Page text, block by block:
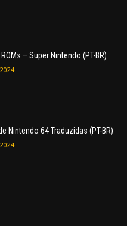
– Super Nintendo (PT-BR)
Nintendo 64 Traduzidas (PT-BR)